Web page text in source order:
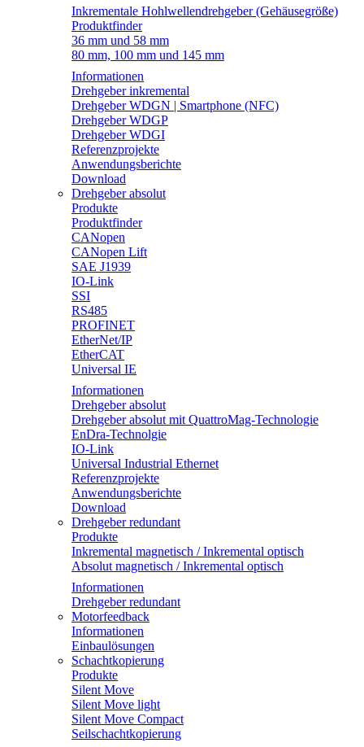
Inkrementale Hohlwellendrehgeber (Gehäusegröße)
Produktfinder
36 mm und 58 mm
80 mm, 100 mm und 145 mm
Informationen
Drehgeber inkremental
Drehgeber WDGN | Smartphone (NFC)
Drehgeber WDGP
Drehgeber WDGI
Referenzprojekte
Anwendungsberichte
Download
Drehgeber absolut
Produkte
Produktfinder
CANopen
CANopen Lift
SAE J1939
IO-Link
SSI
RS485
PROFINET
EtherNet/IP
EtherCAT
Universal IE
Informationen
Drehgeber absolut
Drehgeber absolut mit QuattroMag-Technologie
EnDra-Technolgie
IO-Link
Universal Industrial Ethernet
Referenzprojekte
Anwendungsberichte
Download
Drehgeber redundant
Produkte
Inkremental magnetisch / Inkremental optisch
Absolut magnetisch / Inkremental optisch
Informationen
Drehgeber redundant
Motorfeedback
Informationen
Einbaulösungen
Schachtkopierung
Produkte
Silent Move
Silent Move light
Silent Move Compact
Seilschachtkopierung